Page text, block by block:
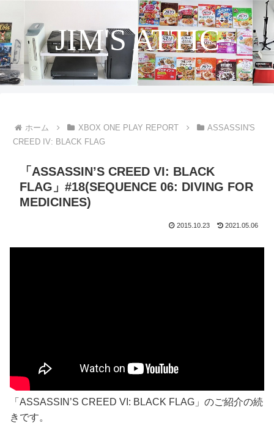
JIM'S ATTIC
ホーム XBOX ONE PLAY REPORT
ASSASSIN'S
CREED IV: BLACK FLAG
「ASSASSIN’S CREED VI: BLACK
FLAG」#18(SEQUENCE 06: DIVING FOR
MEDICINES)
2015.10.23 2021.05.06
「ASSASSIN’S CREED VI: BLACK FLAG」のご紹介の続
きです。